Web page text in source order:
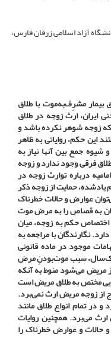
آزاد اسلامی زرقان فارس،
بیمار مشرِف‌به‌موت با طلاق
ماده «944» قانون مدنی ایران، ارث زوجه در طلاق
زوجه شوهر نکرده باشد و
این حکم، روایاتی به ظاهر
جمع بین آن­ها نیاز به
فرقی وجود ندارد و زوجه
درباره توارث زوجه در
یادشده، حمایت از زوجه ذکر
عوارض و حالات خطرناک
به قصاص را به مرض موت
حکم به زوجه، میان
نگارندگان با مراجعه به
موجود در ماده قانونی
یک‌سال، سبب موت‌بودنِ مرض
مریض می‌شود منوط به آنکه
مختص به طلاق مریض است
از زوجه مریض ارث نمی‌برد.
در تمام انواع طلاق مانند
ارث می‌برد. همچنین روایات
حالات و عوارض خطرناک را